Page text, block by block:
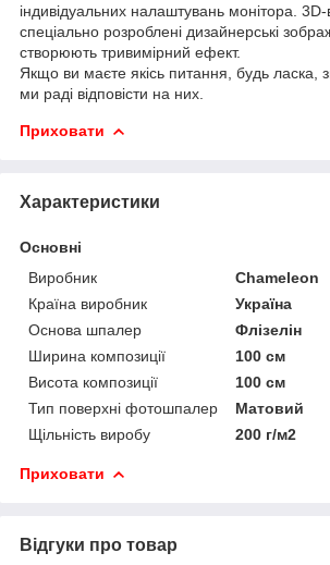
індивідуальних налаштувань монітора.
спеціально розроблені дизайнерські
створюють тривимірний ефект.
Якщо ви маєте якісь питання, будь ласка,
ми раді відповісти на них.
Приховати
Характеристики
Основні
Виробник
Chameleon
Країна виробник
Україна
Основа шпалер
Флізелін
Ширина композиції
100 см
Висота композиції
100 см
Тип поверхні фотошпалер
Матовий
Щільність виробу
200 г/м2
Приховати
Відгуки про товар